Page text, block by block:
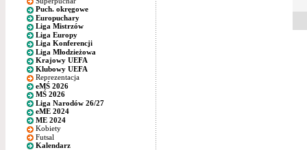
Puch. okręgowe
Europuchary
Liga Mistrzów
Liga Europy
Liga Konferencji
Liga Młodzieżowa
Krajowy UEFA
Klubowy UEFA
Reprezentacja
eMŚ 2026
MŚ 2026
Liga Narodów 26/27
eME 2024
ME 2024
Kobiety
Futsal
Kalendarz